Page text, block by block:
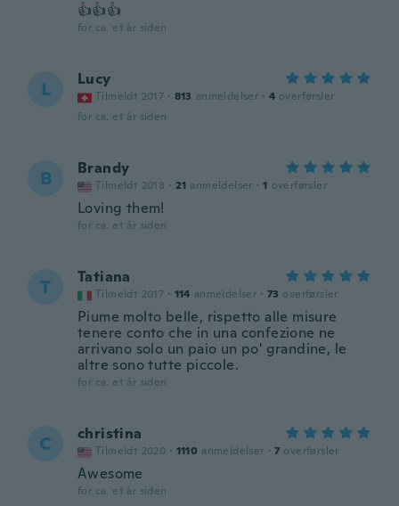
👍👍👍
for ca. et år siden
L Lucy
Tilmeldt 2017 · 813 anmeldelser · 4 overførsler
for ca. et år siden
B Brandy
Tilmeldt 2018 · 21 anmeldelser · 1 overførsler
Loving them!
for ca. et år siden
T Tatiana
Tilmeldt 2017 · 114 anmeldelser · 73 overførsler
Piume molto belle, rispetto alle misure
tenere conto che in una confezione ne
arrivano solo un paio un po' grandine, le
altre sono tutte piccole.
for ca. et år siden
C christina
Tilmeldt 2020 · 1110 anmeldelser · 7 overførsler
Awesome
for ca. et år siden